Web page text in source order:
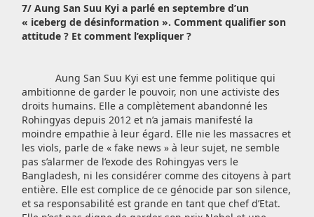
7/ Aung San Suu Kyi a parlé en septembre d’un
« iceberg de désinfor­mation ». Comment qualifier son
attitude ? Et comment l’expliquer ?
Aung San Suu Kyi est une femme politique qui
ambitionne de garder le pouvoir, non une activiste des
droits humains. Elle a complètement abandonné les
Rohingyas depuis 2012 et n’a jamais manifesté la
moindre empathie à leur égard. Elle nie les massacres et
les viols, parle de « fake news » à leur sujet, ne semble
pas s’alarmer de l’exode des Rohingyas vers le
Bangladesh, ni les considérer comme des citoyens à part
entière. Elle est complice de ce génocide par son silence,
et sa responsabilité est grande en tant que chef d’Etat.